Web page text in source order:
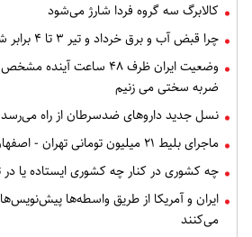
کالابرگ سه گروه فردا شارژ می‌شود
چرا قبض آب و برق خرداد و تیر ۳ تا ۴ برابر شده؟
وضعیت ایران ظرف ۴۸ ساعت
ضربه سختی می زنیم
نسل جدید داروهای ضدسرطان از راه می‌رسد
ماجرای بلیط ۲۱ میلیون تومانی تهران - اصفهان چه بود؟
چه کشوری در کنار چه کشوری ایستاده یا
ایران و آمریکا از طریق واسطه‌ها
می‌کنند